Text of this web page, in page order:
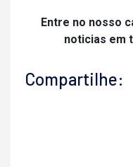
Entre no nosso
noticias em
Compartilhe: